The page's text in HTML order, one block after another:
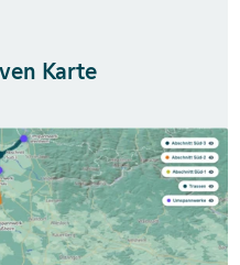
Karte